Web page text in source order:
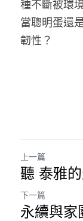
種不斷被環
當聰明蛋還
韌性？
上一篇
聽 泰雅
下一篇
永續與家